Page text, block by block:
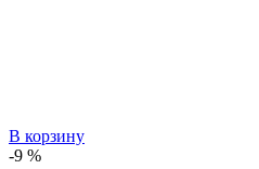
В корзину
-9 %